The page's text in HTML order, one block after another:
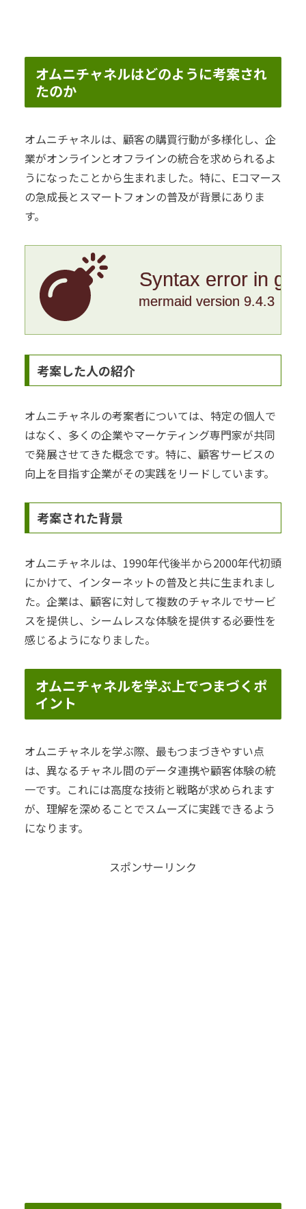
オムニチャネルはどのように考案され
たのか
オムニチャネルは、顧客の購買行動が多様化し、企
業がオンラインとオフラインの統合を求められるよ
うになったことから生まれました。特に、Eコマース
の急成長とスマートフォンの普及が背景にありま
す。
Syntax error in
mermaid version 9.4.3
考案した人の紹介
オムニチャネルの考案者については、特定の個人で
はなく、多くの企業やマーケティング専門家が共同
で発展させてきた概念です。特に、顧客サービスの
向上を目指す企業がその実践をリードしています。
考案された背景
オムニチャネルは、1990年代後半から2000年代初頭
にかけて、インターネットの普及と共に生まれまし
た。企業は、顧客に対して複数のチャネルでサービ
スを提供し、シームレスな体験を提供する必要性を
感じるようになりました。
オムニチャネルを学ぶ上でつまづくポ
イント
オムニチャネルを学ぶ際、最もつまづきやすい点
は、異なるチャネル間のデータ連携や顧客体験の統
一です。これには高度な技術と戦略が求められます
が、理解を深めることでスムーズに実践できるよう
になります。
スポンサーリンク